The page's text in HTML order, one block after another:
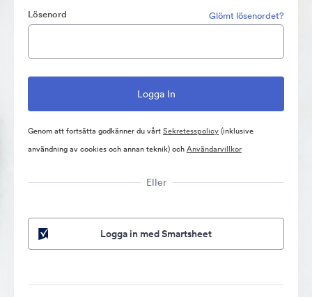
Lösenord Glömt lösenordet?
Genom att fortsätta godkänner du vårtSekretesspolicy(inklusive
användning av cookies och annan teknik) ochAnvändarvillkor
Eller
Logga in med Smartsheet